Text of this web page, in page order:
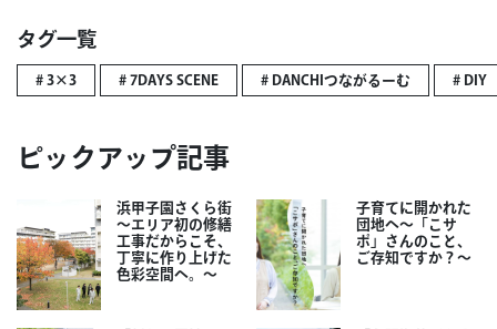
タグ一覧
# 3×3 # 7DAYS SCENE # DANCHIつながるーむ # DIY
ピックアップ記事
浜甲子園さくら街
～エリア初の修繕
工事だからこそ、
丁寧に作り上げた
色彩空間へ。～
子育てに開かれた
団地へ～「こサ
ポ」さんのこと、
ご存知ですか？～